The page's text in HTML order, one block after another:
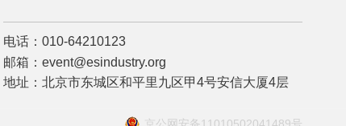
电话：010-64210123
邮箱：event@esindustry.org
地址：北京市东城区和平里九区甲4号安信大厦4层